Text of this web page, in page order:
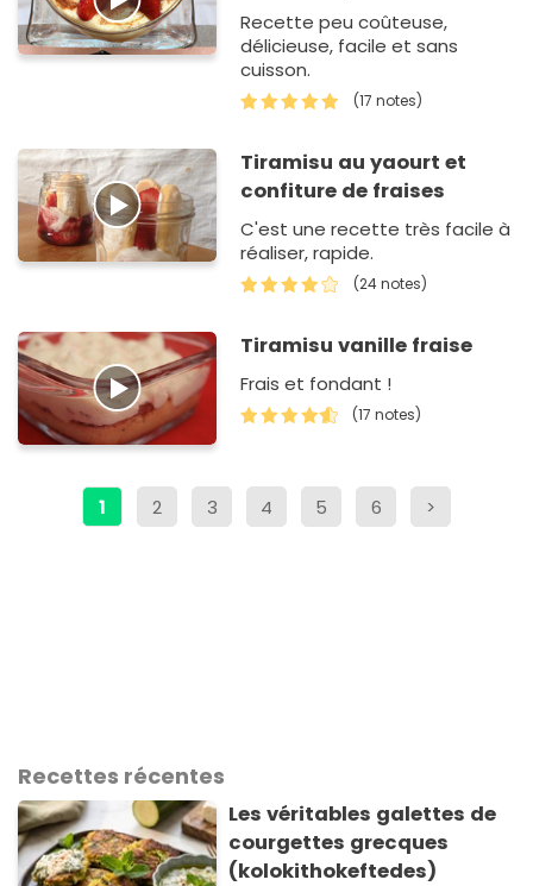
Recette peu coûteuse,
délicieuse, facile et sans
cuisson.
(17 notes)
Tiramisu au yaourt et
confiture de fraises
C'est une recette très facile à
réaliser, rapide.
(24 notes)
Tiramisu vanille fraise
Frais et fondant !
(17 notes)
1 2 3 4 5 6 >
Recettes récentes
Les véritables galettes de
courgettes grecques
(kolokithokeftedes)